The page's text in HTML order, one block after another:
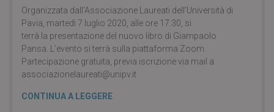
Organizzata dall’Associazione Laureati dell’Università di
Pavia, martedì 7 luglio 2020, alle ore 17.30, si
terrà la presentazione del nuovo libro di Giampaolo
Pansa. L’evento si terrà sulla piattaforma Zoom.
Partecipazione gratuita, previa iscrizione via mail a
associazionelaureati@unipv.it
CONTINUA A LEGGERE